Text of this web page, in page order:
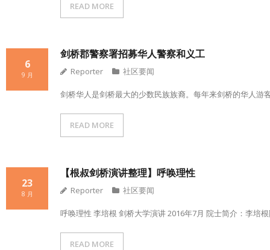
READ MORE
剑桥郡警察署招募华人警察和义工
6
9 月 Reporter 社区要闻
剑桥华人是剑桥最大的少数民族族裔。每年来剑桥的华人
READ MORE
【根叔剑桥演讲整理】呼唤理性
23
8 月 Reporter 社区要闻
呼唤理性 李培根 剑桥大学演讲 2016年7月 院士简介：李培
READ MORE